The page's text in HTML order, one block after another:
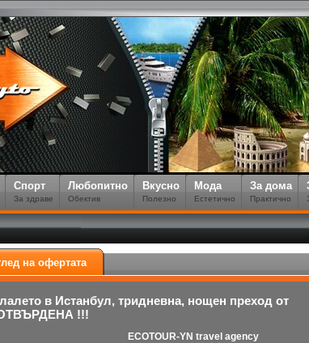
Спорт
За здраве
Любопитно
Обектив
Вкусно
Полезно
Мода
Естетично
За дома
Практично
на офертата
в Истанбул, тридневна, нощен преход от
!!!
ECOTOUR-YN travel agency